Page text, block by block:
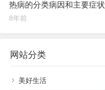
热病的分类病因和主要症状
8年前
网站分类
美好生活